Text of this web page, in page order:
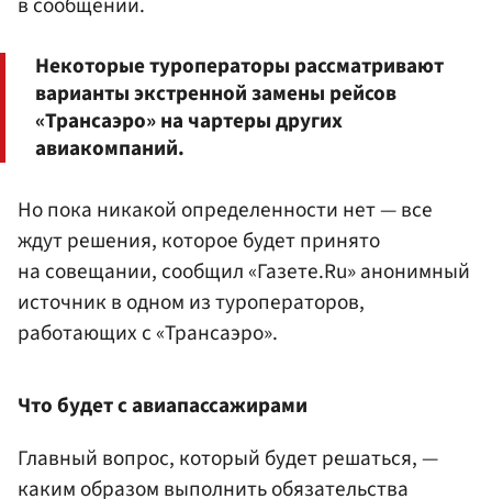
Некоторые туроператоры рассматривают
варианты экстренной замены рейсов
«Трансаэро» на чартеры других
авиакомпаний.
Но пока никакой определенности нет — все
ждут решения, которое будет принято
на совещании, сообщил «Газете.Ru» анонимный
источник в одном из туроператоров,
работающих с «Трансаэро».
Что будет с авиапассажирами
Главный вопрос, который будет решаться, —
каким образом выполнить обязательства